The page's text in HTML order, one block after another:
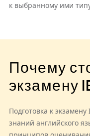
к выбранному ими
Почему
экзамену
Подготовка к
знаний английского